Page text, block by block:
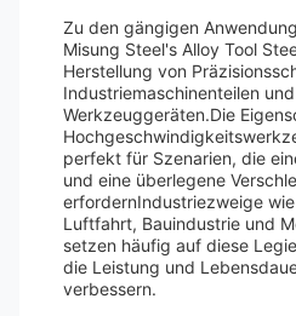
Zu den gängigen
Misung Steel's Alloy Tool
Herstellung von
Industriemaschinenteilen
Werkzeuggeräten.Die
perfekt für Szenarien, die
und eine überlegene
erfordernIndustriezweige
Luftfahrt, Bauindustrie und
setzen häufig auf diese
die Leistung und
verbessern.